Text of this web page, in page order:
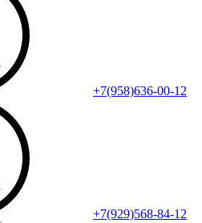
+7(958)636-00-12
+7(929)568-84-12